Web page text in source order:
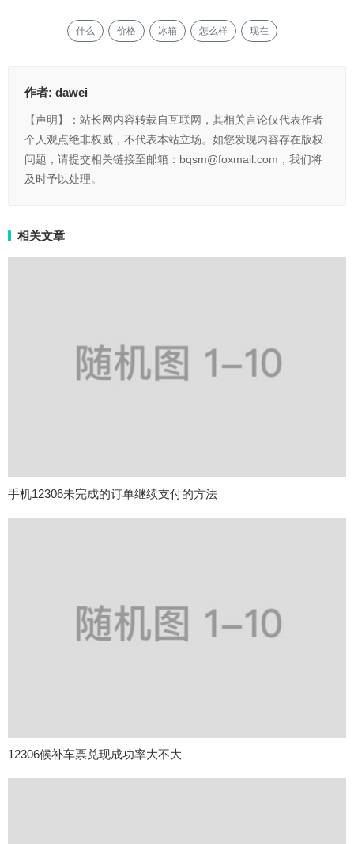
什么 价格 冰箱 怎么样 现在
作者: dawei
【声明】：站长网内容转载自互联网，其相关言论仅代表作者
个人观点绝非权威，不代表本站立场。如您发现内容存在版权
问题，请提交相关链接至邮箱：bqsm@foxmail.com，我们将
及时予以处理。
相关文章
手机12306未完成的订单继续支付的方法
12306候补车票兑现成功率大不大